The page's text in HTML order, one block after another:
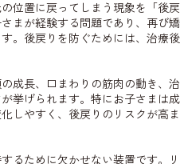
位置に戻ってしまう現象を「後戻
まが経験する問題であり、再び矯
。後戻りを防ぐためには、治療後
成長、口まわりの筋肉の動き、治
挙げられます。特にお子さまは成
しやすく、後戻りのリスクが高ま
るために欠かせない装置です。リ